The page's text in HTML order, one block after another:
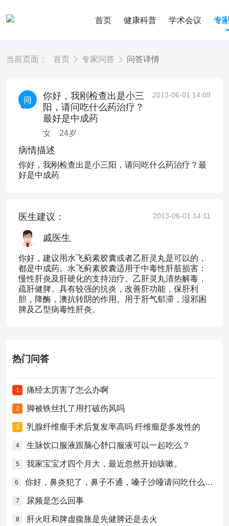
首页 健康科普 学术会议 专
当前页面： 首页 专家问答 问答详情
你好，我刚检查出是小三
阳，请问吃什么药治疗？
最好是中成药
女 24岁
2013-06-01 14:09
病情描述
你好，我刚检查出是小三阳，请问吃什么药治疗？最
好是中成药
医生建议： 2013-06-01 14:11
戚医生
你好，建议用水飞蓟素胶囊或者乙肝灵丸是可以的，
都是中成药。水飞蓟素胶囊适用于中毒性肝脏损害：
慢性肝炎及肝硬化的支持治疗。乙肝灵丸清热解毒，
疏肝健脾。具有较强的抗炎，改善肝功能，保肝利
胆，降酶，澳抗转阴的作用。用于肝气郁滞，湿邪困
脾及乙型病毒性肝炎。
热门问答
1 痛经太厉害了怎么办啊
2 脚被铁丝扎了用打破伤风吗
3 乳腺纤维瘤手术后复发率高吗 纤维瘤是多发性的
4 生脉饮口服液跟脑心舒口服液可以一起吃么？
5 我家宝宝才四个月大，最近忽然开始咳嗽。
6 你好，鼻炎犯了，鼻子不通，嗓子沙哑请问吃什么药比较好？
7 尿频是怎么回事
8 肝火旺和脾虚腹胀是先健脾还是去火